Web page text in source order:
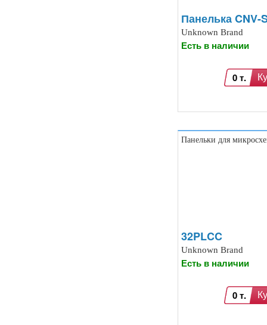
Панелька CNV-
Unknown Brand
Есть в наличии
0 т.
Панельки для
32PLCC
Unknown Brand
Есть в наличии
0 т.